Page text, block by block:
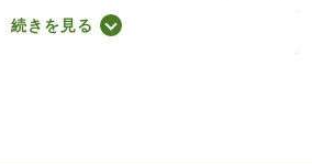
はありません。「何から始めれば
忙しくて来店の時間が取れない」そ
もっと気軽に、もっとスムーズ
続きを見る